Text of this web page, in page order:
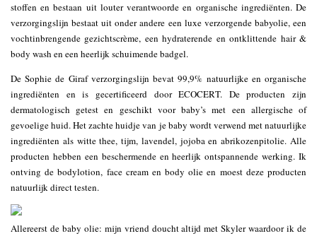
stoffen en bestaan uit louter verantwoorde en organische ingrediënten. De
verzorgingslijn bestaat uit onder andere een luxe verzorgende babyolie, een
vochtinbrengende gezichtscrème, een hydraterende en ontklittende hair &
body wash en een heerlijk schuimende badgel.
De Sophie de Giraf verzorgingslijn bevat 99,9% natuurlijke en organische
ingrediënten en is gecertificeerd door ECOCERT. De producten zijn
dermatologisch getest en geschikt voor baby’s met een allergische of
gevoelige huid. Het zachte huidje van je baby wordt verwend met natuurlijke
ingrediënten als witte thee, tijm, lavendel, jojoba en abrikozenpitolie. Alle
producten hebben een beschermende en heerlijk ontspannende werking. Ik
ontving de bodylotion, face cream en body olie en moest deze producten
natuurlijk direct testen.
Allereerst de baby olie: mijn vriend doucht altijd met Skyler waardoor ik de